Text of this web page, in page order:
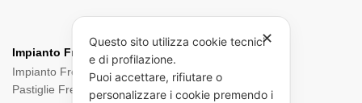
Impianto Frenante:
Impianto Frenante Camion
Dischi Freno Camion
Pastiglie Freni
Pinze Freni Sensori
✕
Questo sito utilizza cookie tecnici
e di profilazione.
Puoi accettare, rifiutare o
personalizzare i cookie premendo i